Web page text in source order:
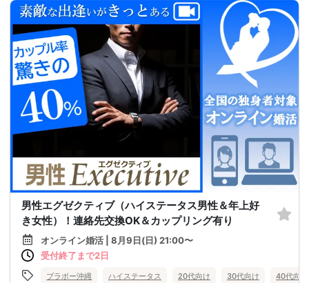
男性エグゼクティブ（ハイステータス男性＆年上好
き女性）！連絡先交換OK＆カップリング有り
オンライン婚活 | 8月9日(日) 21:00〜
受付終了まで2日
ブラボー沖縄 ハイステータス 20代向け 30代向け 40代向け